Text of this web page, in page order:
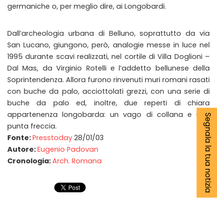
germaniche o, per meglio dire, ai Longobardi.
Dall’archeologia urbana di Belluno, soprattutto da via
San Lucano, giungono, però, analogie messe in luce nel
1995 durante scavi realizzati, nel cortile di Villa Doglioni –
Dal Mas, da Virginio Rotelli e l’addetto bellunese della
Soprintendenza. Allora furono rinvenuti muri romani rasati
con buche da palo, acciottolati grezzi, con una serie di
buche da palo ed, inoltre, due reperti di chiara
appartenenza longobarda: un vago di collana e una
punta freccia.
Fonte:Presstoday 28/01/03
Autore:Eugenio Padovan
Cronologia:Arch. Romana Segnala la tua notizia